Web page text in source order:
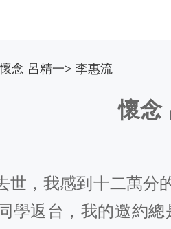
念 呂精一> 李惠流
懷念
世，我感到十二萬分
學返台，我的邀約